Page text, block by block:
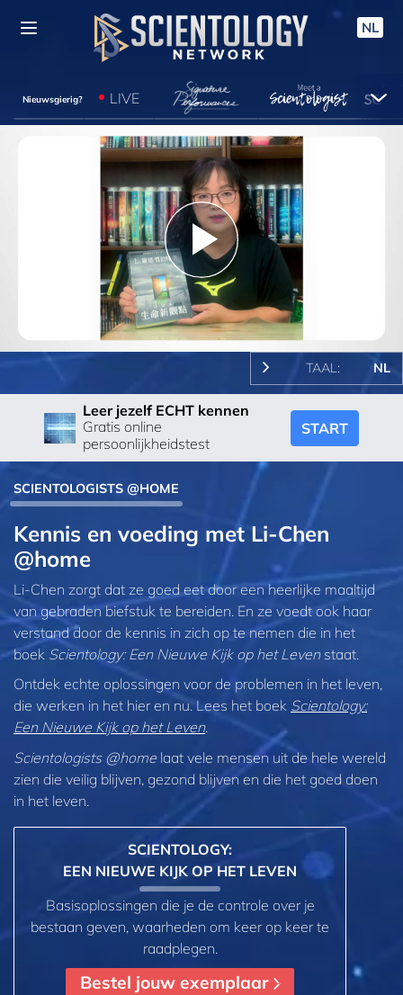
NL
Nieuwsgierig? LIVE
Play
Video
TAAL: NL
Leer jezelf ECHT kennen
Gratis online
persoonlijkheidstest
START
SCIENTOLOGISTS @HOME
Kennis en voeding met Li‑Chen
@home
Li‑Chen zorgt dat ze goed eet door een heerlijke maaltijd
van gebraden biefstuk te bereiden. En ze voedt ook haar
verstand door de kennis in zich op te nemen die in het
boek Scientology: Een Nieuwe Kijk op het Levenstaat.
Ontdek echte oplossingen voor de problemen in het leven,
die werken in het hier en nu. Lees het boek Scientology:
Een Nieuwe Kijk op het Leven.
Scientologists @home laat vele mensen uit de hele wereld
zien die veilig blijven, gezond blijven en die het goed doen
in het leven.
SCIENTOLOGY:
EEN NIEUWE KIJK OP HET LEVEN
Basisoplossingen die je de controle over je
bestaan geven, waarheden om keer op keer te
raadplegen.
Bestel jouw exemplaar